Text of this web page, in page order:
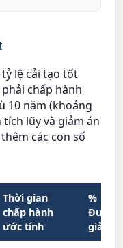
lệ cải tạo tốt
chấp hành
10 năm (khoảng
tích lũy và giảm án
các con số
Thời gian
chấp hành
ước tính
%
Được
giảm